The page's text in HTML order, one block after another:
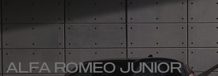
ALFA ROMEO JUNIOR